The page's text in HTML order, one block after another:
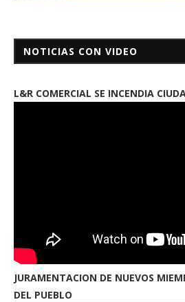
NOTICIAS CON VIDEO
L&R COMERCIAL SE INCENDIA
JURAMENTACION DE NUEVOS
DEL PUEBLO